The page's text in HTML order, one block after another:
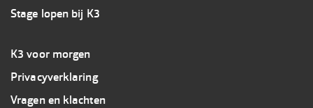
Stage lopen bij K3
Footer
3
K3
K3 voor morgen
Privacyverklaring
Vragen en klachten